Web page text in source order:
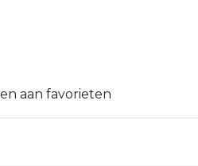
aan favorieten